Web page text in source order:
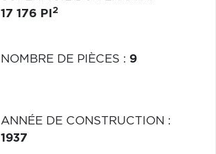
17 176 PI 2
NOMBRE DE PIÈCES : 9
ANNÉE DE CONSTRUCTION :
1937